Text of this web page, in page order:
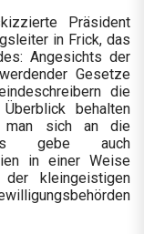
Präsident
in Frick, das
Angesichts der
Gesetze
die
behalten
man sich an die
gebe auch
in einer Weise
kleingeistigen